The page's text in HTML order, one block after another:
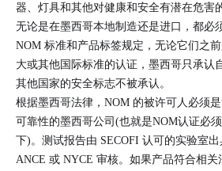
器、灯具和其他对健康和安全有潜在危害
无论是在墨西哥本地制造还是进口，都必
NOM 标准和产品标签规定，无论它们之
大或其他国际标准的认证，墨西哥只承认
其他国家的安全标志不被承认。
根据墨西哥法律，NOM 的被许可人必须
可靠性的墨西哥公司(也就是NOM认证必
下)。测试报告由 SECOFI 认可的实验室出
ANCE 或 NYCE 审核。如果产品符合相